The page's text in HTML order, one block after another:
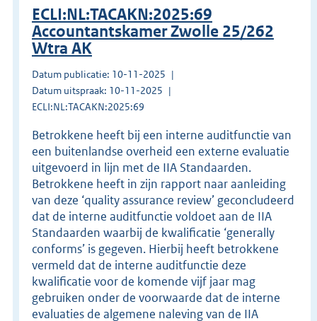
ECLI:NL:TACAKN:2025:69
Accountantskamer Zwolle 25/262
Wtra AK
Datum publicatie: 10-11-2025
Datum uitspraak: 10-11-2025
ECLI:NL:TACAKN:2025:69
Betrokkene heeft bij een interne auditfunctie van
een buitenlandse overheid een externe evaluatie
uitgevoerd in lijn met de IIA Standaarden.
Betrokkene heeft in zijn rapport naar aanleiding
van deze ‘quality assurance review’ geconcludeerd
dat de interne auditfunctie voldoet aan de IIA
Standaarden waarbij de kwalificatie ‘generally
conforms’ is gegeven. Hierbij heeft betrokkene
vermeld dat de interne auditfunctie deze
kwalificatie voor de komende vijf jaar mag
gebruiken onder de voorwaarde dat de interne
evaluaties de algemene naleving van de IIA